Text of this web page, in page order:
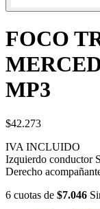
FOCO
MP3
$42.273
IVA INCLUIDO
Izquierdo conductor
Derecho
6 cuotas de $7.046